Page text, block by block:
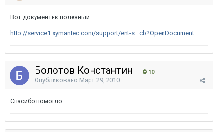
Вот документик полезный:
http://service1.symantec.com/support/ent-s...cb?OpenDocument
Болотов Константин 10
Опубликовано Март 29, 2010
Спасибо помогло